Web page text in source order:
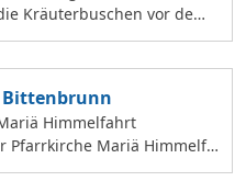
Kräuterbuschen vor dem
in der Hl. Geist Kirche.
Himmelfahrt
Pfarrkirche Mariä Himmelfa